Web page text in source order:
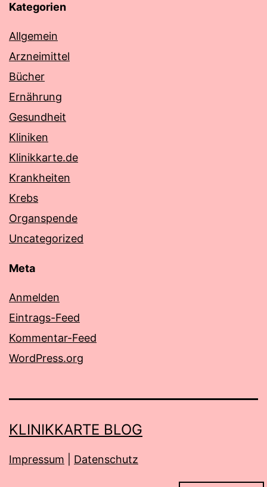
Kategorien
Allgemein
Arzneimittel
Bücher
Ernährung
Gesundheit
Kliniken
Klinikkarte.de
Krankheiten
Krebs
Organspende
Uncategorized
Meta
Anmelden
Eintrags-Feed
Kommentar-Feed
WordPress.org
KLINIKKARTE BLOG
Impressum Datenschutz